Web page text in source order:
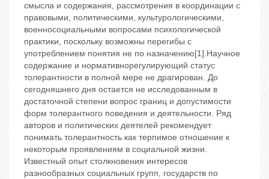
смысла и содержания, рассмотрения в координации с
правовыми, политическими, культурологическими,
военносоциальными вопросами психологической
практики, поскольку возможны перегибы с
употреблением понятия не по назначению[1].Научное
содержание и нормативнорегулирующий статус
толерантности в полной мере не драгирован. До
сегодняшнего дня остается не исследованным в
достаточной степени вопрос границ и допустимости
форм толерантного поведения и деятельности. Ряд
авторов и политических деятелей рекомендует
понимать толерантность как терпимое отношение к
некоторым проявлениям в социальной жизни.
Известный опыт столкновения интересов
разнообразных социальных групп, государств по